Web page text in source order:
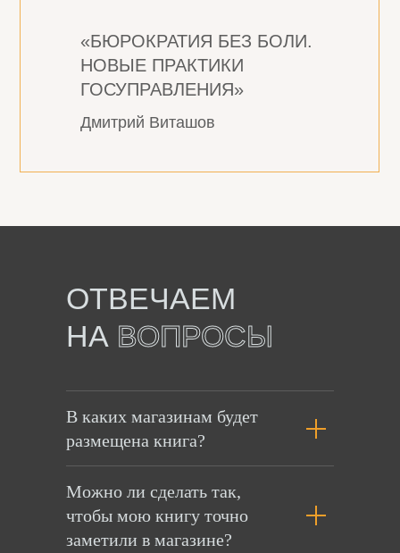
«БЮРОКРАТИЯ БЕЗ БОЛИ.
НОВЫЕ ПРАКТИКИ
ГОСУПРАВЛЕНИЯ»
Дмитрий Виташов
ВОПРОСЫ
ОТВЕЧАЕМ
НА
В каких магазинам будет
размещена книга?
Можно ли сделать так,
чтобы мою книгу точно
заметили в магазине?